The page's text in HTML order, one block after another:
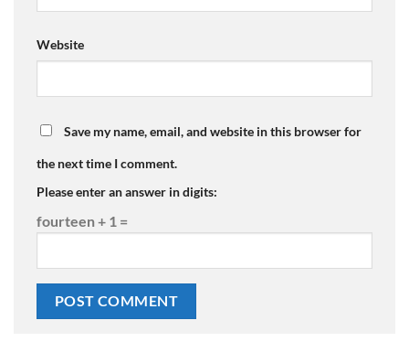
Website
Save my name, email, and website in this browser for
the next time I comment.
Please enter an answer in digits:
fourteen + 1 =